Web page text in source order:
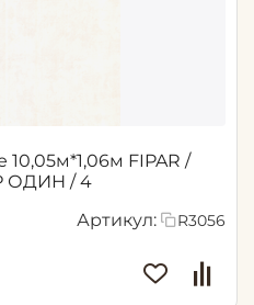
FIPAR /
ОДИН / 4
Артикул: R3056